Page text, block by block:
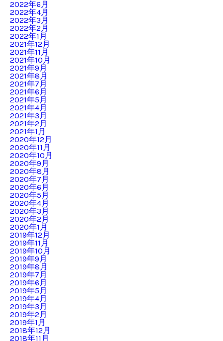
2022年6月
2022年4月
2022年3月
2022年2月
2022年1月
2021年12月
2021年11月
2021年10月
2021年9月
2021年8月
2021年7月
2021年6月
2021年5月
2021年4月
2021年3月
2021年2月
2021年1月
2020年12月
2020年11月
2020年10月
2020年9月
2020年8月
2020年7月
2020年6月
2020年5月
2020年4月
2020年3月
2020年2月
2020年1月
2019年12月
2019年11月
2019年10月
2019年9月
2019年8月
2019年7月
2019年6月
2019年5月
2019年4月
2019年3月
2019年2月
2019年1月
2018年12月
2018年11月